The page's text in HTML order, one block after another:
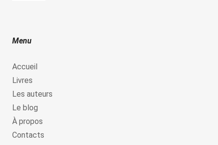
Menu
Accueil
Livres
Les auteurs
Le blog
À propos
Contacts